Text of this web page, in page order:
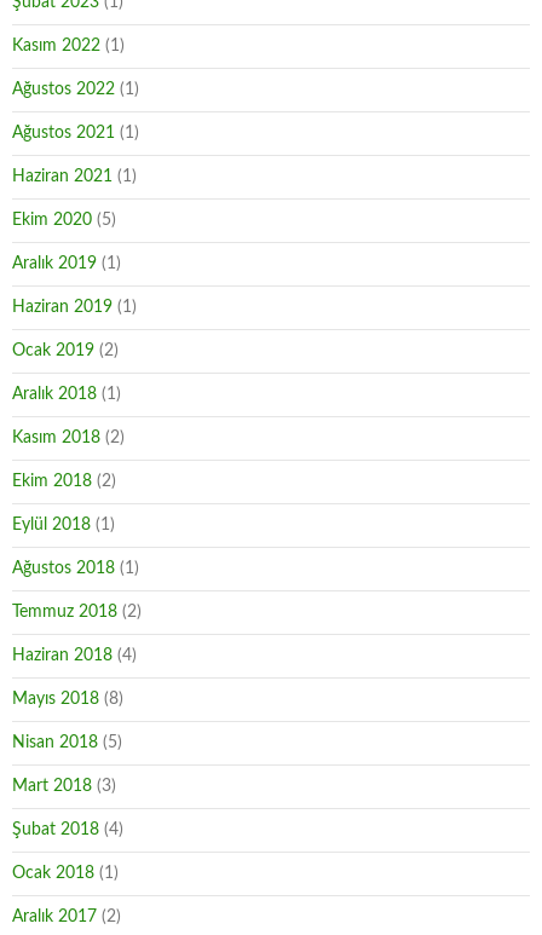
Kasım 2022 (1)
Ağustos 2022 (1)
Ağustos 2021 (1)
Haziran 2021 (1)
Ekim 2020 (5)
Aralık 2019 (1)
Haziran 2019 (1)
Ocak 2019 (2)
Aralık 2018 (1)
Kasım 2018 (2)
Ekim 2018 (2)
Eylül 2018 (1)
Ağustos 2018 (1)
Temmuz 2018 (2)
Haziran 2018 (4)
Mayıs 2018 (8)
Nisan 2018 (5)
Mart 2018 (3)
Şubat 2018 (4)
Ocak 2018 (1)
Aralık 2017 (2)